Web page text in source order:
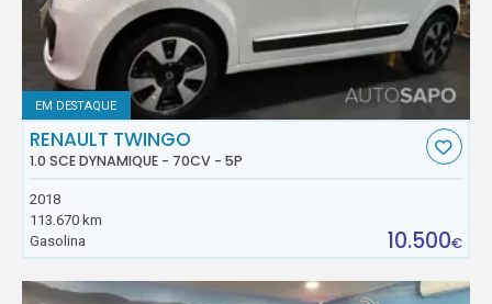
EM DESTAQUE
RENAULT TWINGO
1.0 SCE DYNAMIQUE - 70CV - 5P
2018
113.670 km
Gasolina
10.500€